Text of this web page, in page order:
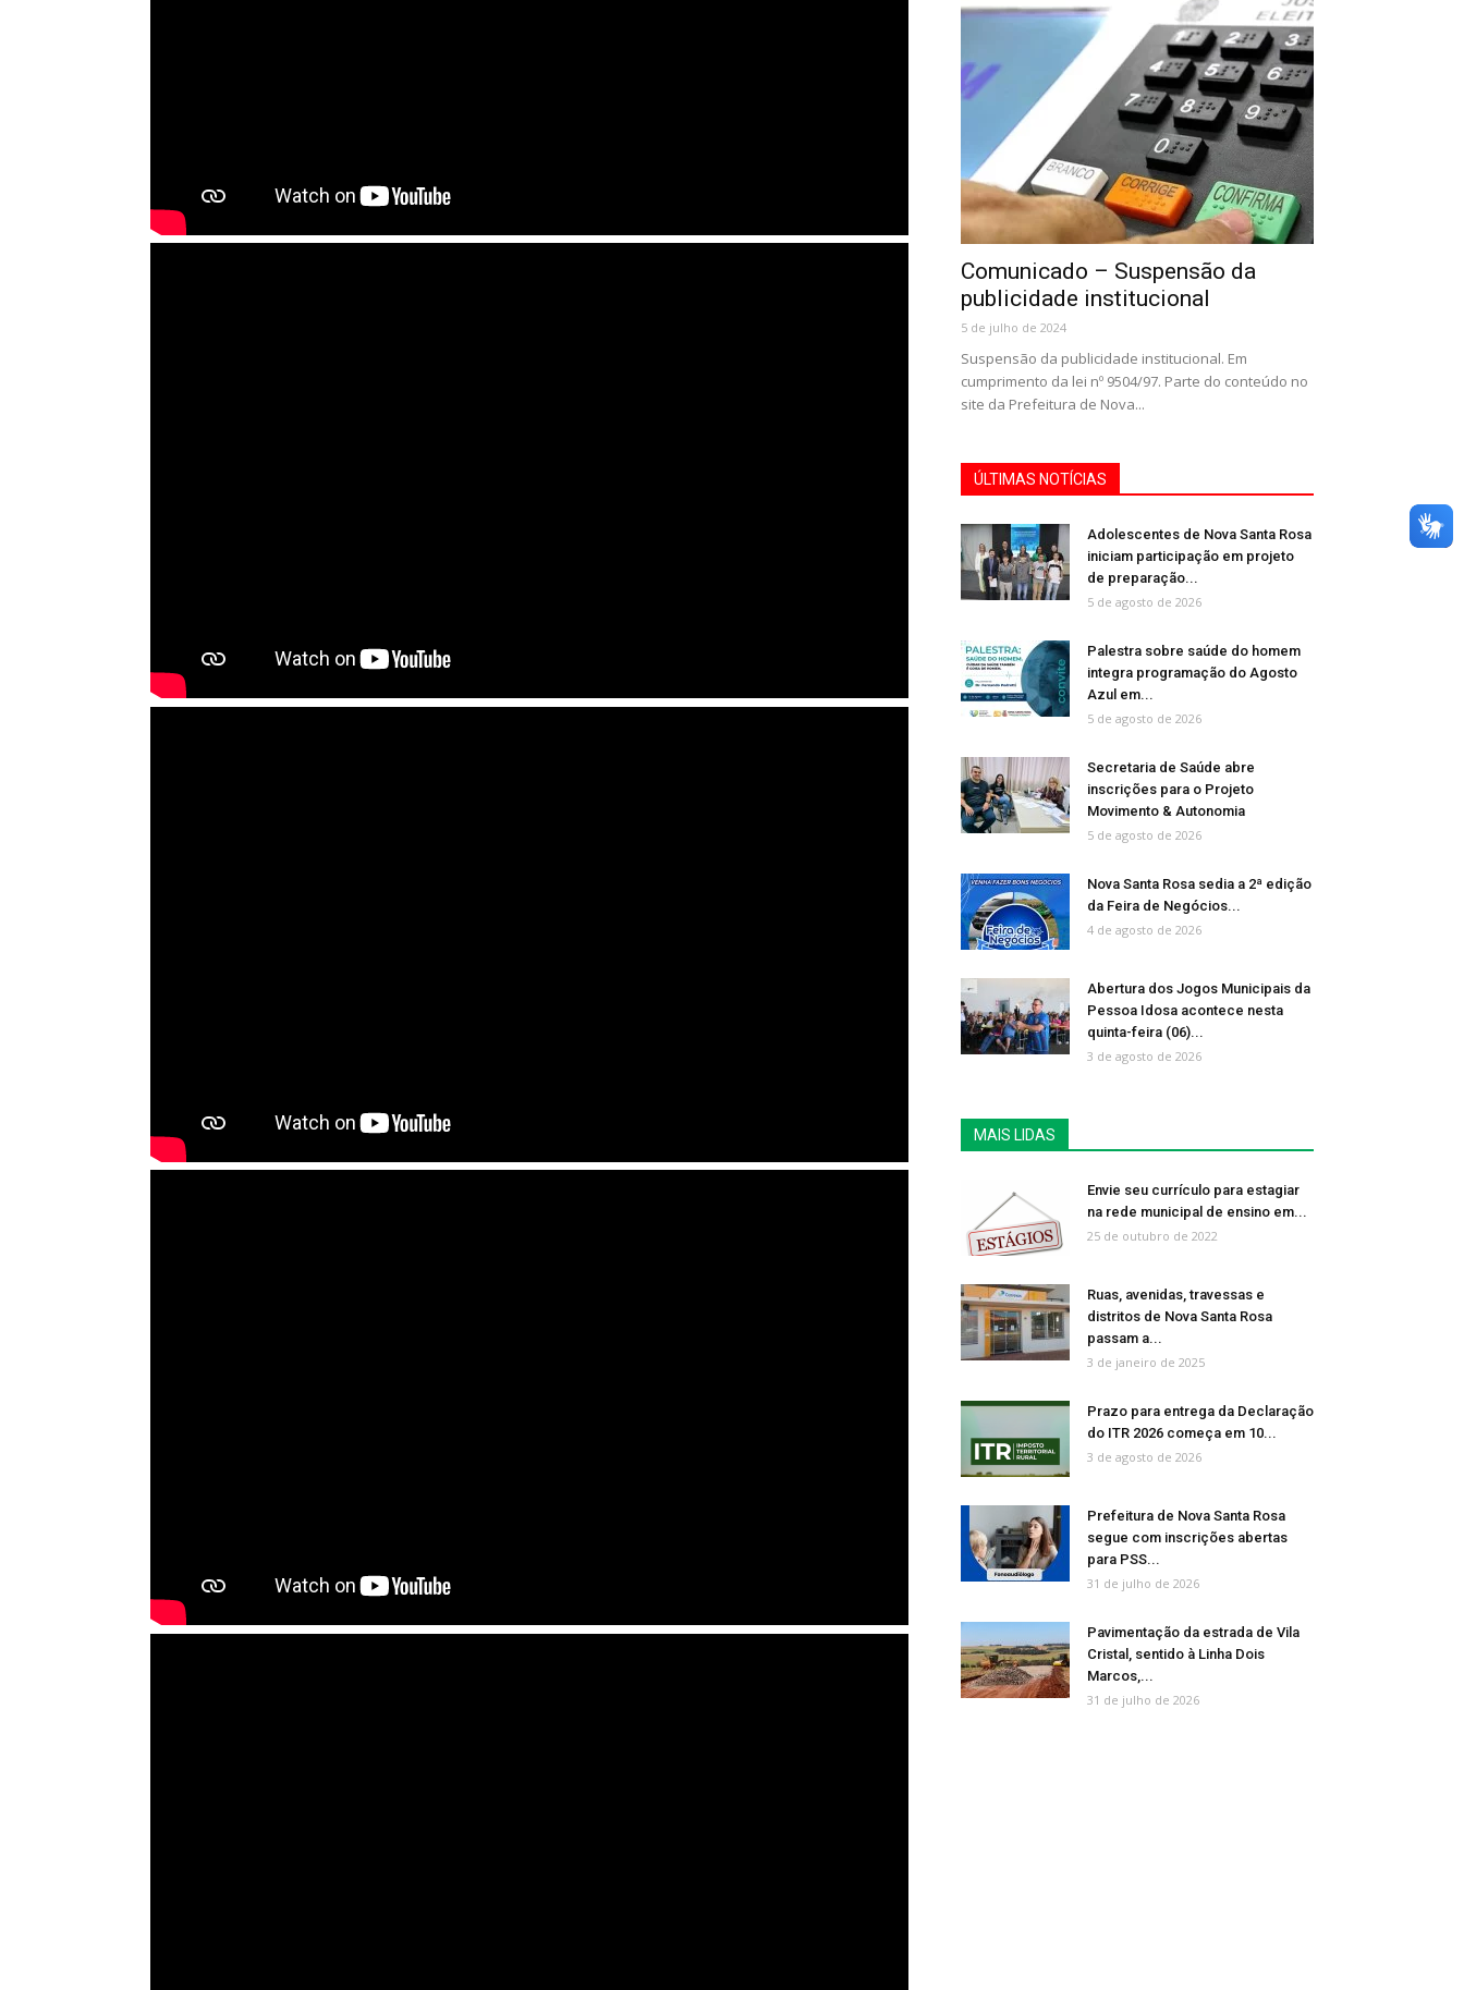
Comunicado – Suspensão da
publicidade institucional
5 de julho de 2024
Suspensão da publicidade institucional. Em
cumprimento da lei nº 9504/97. Parte do conteúdo no
site da Prefeitura de Nova...
ÚLTIMAS NOTÍCIAS
Adolescentes de Nova Santa Rosa
iniciam participação em projeto
de preparação...
5 de agosto de 2026
Palestra sobre saúde do homem
integra programação do Agosto
Azul em...
5 de agosto de 2026
Secretaria de Saúde abre
inscrições para o Projeto
Movimento & Autonomia
5 de agosto de 2026
Nova Santa Rosa sedia a 2ª edição
da Feira de Negócios...
4 de agosto de 2026
Abertura dos Jogos Municipais da
Pessoa Idosa acontece nesta
quinta-feira (06)...
3 de agosto de 2026
MAIS LIDAS
Envie seu currículo para estagiar
na rede municipal de ensino em...
25 de outubro de 2022
Ruas, avenidas, travessas e
distritos de Nova Santa Rosa
passam a...
3 de janeiro de 2025
Prazo para entrega da Declaração
do ITR 2026 começa em 10...
3 de agosto de 2026
Prefeitura de Nova Santa Rosa
segue com inscrições abertas
para PSS...
31 de julho de 2026
Pavimentação da estrada de Vila
Cristal, sentido à Linha Dois
Marcos,...
31 de julho de 2026